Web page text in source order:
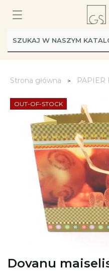
Strona główna PAPIER
OUT-OF-STOCK
Dovanu